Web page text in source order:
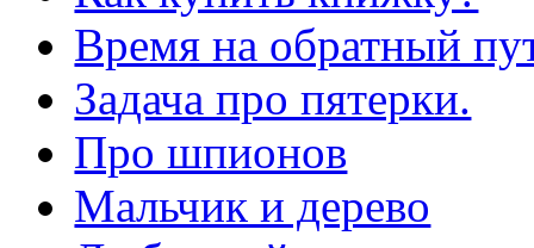
Время на обратный
Задача про пятерки.
Про шпионов
Мальчик и дерево